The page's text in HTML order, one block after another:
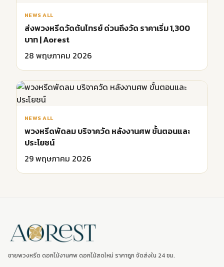
NEWS ALL
ส่งพวงหรีดวัดต้นไทรย์ ด่วนถึงวัด ราคาเริ่ม 1,300
บาท | Aorest
28 พฤษภาคม 2026
NEWS ALL
พวงหรีดพัดลม บริจาควัด หลังงานศพ ขั้นตอนและ
ประโยชน์
29 พฤษภาคม 2026
ขายพวงหรีด ดอกไม้งานศพ ดอกไม้สดใหม่ ราคาถูก จัดส่งใน 24 ชม.